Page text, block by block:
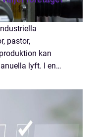
pastor,
kan
lyft. I en